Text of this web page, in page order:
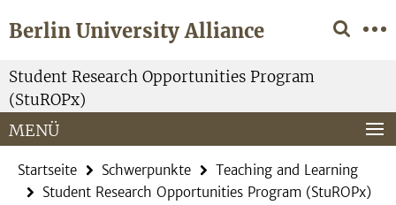
direkt
Inhalt
Berlin University Alliance
Service-
Navigation
Student Research Opportunities Program
(StuROPx)
MENÜ
Startseite Schwerpunkte
Teaching and Learning
Student Research Opportunities Program (StuROPx)